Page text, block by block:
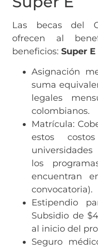
Las becas del
ofrecen al
beneficios: Super E
Asignación
suma
legales
colombianos.
Matrícula:
estos
los
encuentran
convocatoria).
Estipendio
Subsidio de
al inicio del
Seguro